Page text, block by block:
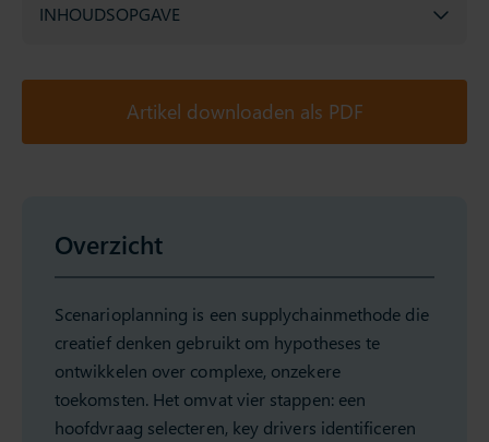
INHOUDSOPGAVE
Artikel downloaden als PDF
Overzicht
Scenarioplanning is een supplychainmethode die
creatief denken gebruikt om hypotheses te
ontwikkelen over complexe, onzekere
toekomsten. Het omvat vier stappen: een
hoofdvraag selecteren, key drivers identificeren